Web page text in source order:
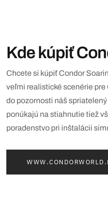
Kde kúpiť
Chcete si kúpiť Condor
veľmi realistické scenérie
do pozornosti náš
ponúkajú na stiahnutie tiež
poradenstvo pri inštalácii